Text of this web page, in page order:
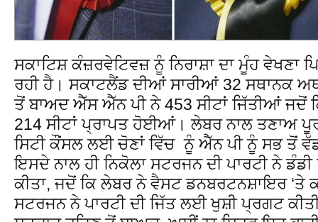
ਸਕਾਟਿਸ਼ ਕੰਜ਼ਰਵੇਟਿਵਜ਼ ਨੂੰ ਨਿਰਾਸ਼ਾ ਦਾ ਮੂੰਹ
ਰਹੀ ਹੈ। ਸਕਾਟਲੈਂਡ ਦੀਆਂ ਸਾਰੀਆਂ 32 ਸਥਾਨਕ
ਤੋਂ ਬਾਅਦ ਐੱਸ ਐੱਨ ਪੀ ਨੇ 453 ਸੀਟਾਂ ਜਿੱਤੀਆਂ ਜਦੋਂ
214 ਸੀਟਾਂ ਪ੍ਰਾਪਤ ਹੋਈਆਂ। ਲੇਬਰ ਨਾਲ ਤਣਾਅ
ਸਿਟੀ ਕੌਂਸਲ ਲਈ ਚੋਣਾਂ ਵਿੱਚ ਨੂੰ ਐੱਨ ਪੀ ਨੂੰ ਸਭ ਤੋਂ
ਇਸਦੇ ਨਾਲ ਹੀ ਨਿਕੋਲਾ ਸਟਰਜਨ ਦੀ ਪਾਰਟੀ ਨੇ
ਕੀਤਾ, ਜਦੋਂ ਕਿ ਲੇਬਰ ਨੇ ਵੈਸਟ ਡਨਬਰਟਨਸ਼ਾਇਰ ‘ਤੇ
ਸਟਰਜਨ ਨੇ ਪਾਰਟੀ ਦੀ ਜਿੱਤ ਲਈ ਖੁਸ਼ੀ ਪ੍ਰਗਟ